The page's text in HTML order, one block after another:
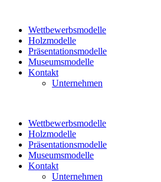
Wettbewerbsmodelle
Holzmodelle
Präsentationsmodelle
Museumsmodelle
Kontakt
Unternehmen
Wettbewerbsmodelle
Holzmodelle
Präsentationsmodelle
Museumsmodelle
Kontakt
Unternehmen